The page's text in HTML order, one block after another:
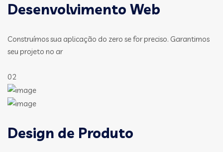
Desenvolvimento Web
Construímos sua aplicação do zero se for preciso. Garantimos
seu projeto no ar
02
Design de Produto